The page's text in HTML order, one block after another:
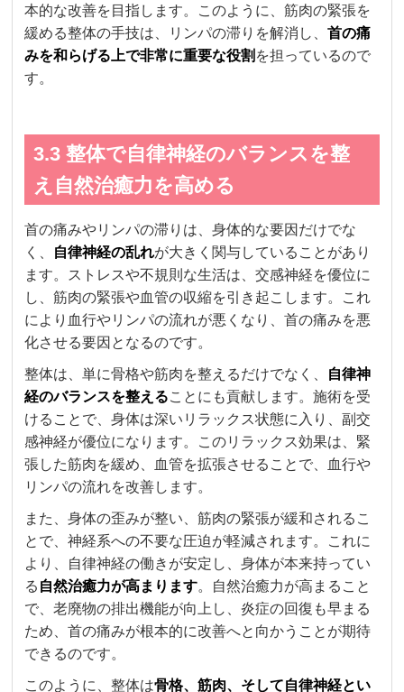
本的な改善を目指します。このように、筋肉の緊張を
緩める整体の手技は、リンパの滞りを解消し、首の痛
みを和らげる上で非常に重要な役割 を担っているので
す。
3.3 整体で自律神経のバランスを整
え自然治癒力を高める
首の痛みやリンパの滞りは、身体的な要因だけでな
く、
自律神経の乱れが大きく関与していることがあり
ます。ストレスや不規則な生活は、交感神経を優位に
し、筋肉の緊張や血管の収縮を引き起こします。これ
により血行やリンパの流れが悪くなり、首の痛みを悪
化させる要因となるのです。
整体は、単に骨格や筋肉を整えるだけでなく、
自律神
経のバランスを整えることにも貢献します。施術を受
けることで、身体は深いリラックス状態に入り、副交
感神経が優位になります。このリラックス効果は、緊
張した筋肉を緩め、血管を拡張させることで、血行や
リンパの流れを改善します。
また、身体の歪みが整い、筋肉の緊張が緩和されるこ
とで、神経系への不要な圧迫が軽減されます。これに
より、自律神経の働きが安定し、身体が本来持ってい
る 自然治癒力が高まります。自然治癒力が高まること
で、老廃物の排出機能が向上し、炎症の回復も早まる
ため、首の痛みが根本的に改善へと向かうことが期待
できるのです。
このように、整体は骨格、筋肉、そして自律神経とい